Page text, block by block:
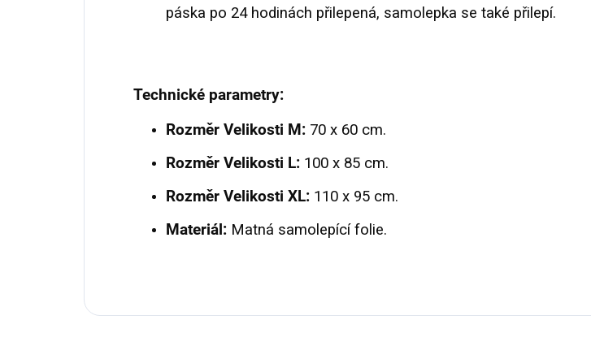
páska po 24 hodinách přilepená, samolepka se také přilepí.
Technické parametry:
Rozměr Velikosti M: 70 x 60 cm.
Rozměr Velikosti L: 100 x 85 cm.
Rozměr Velikosti XL: 110 x 95 cm.
Materiál: Matná samolepící folie.